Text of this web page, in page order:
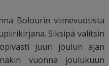
Bolourin viimevuotista
Siksipä valitsin
juuri joulun ajan
vuonna joulukuun